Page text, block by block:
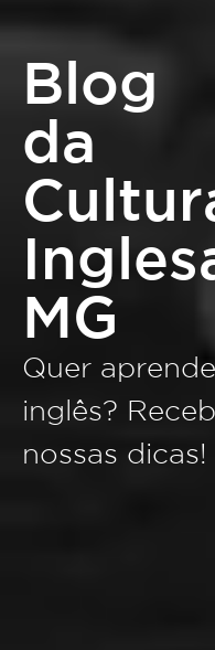
Blog
da
MG
Quer
inglês?
nossas dicas!